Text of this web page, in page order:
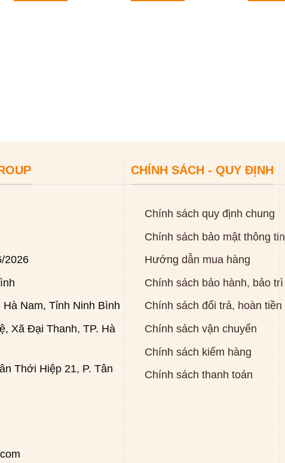
2026
Nam, Tỉnh Ninh Bình
Xã Đại Thanh, TP. Hà
Thới Hiệp 21, P. Tân
CHÍNH SÁCH - QUY ĐỊNH
Chính sách quy định chung
Chính sách bảo mật thông tin
Hướng dẫn mua hàng
Chính sách bảo hành, bảo trì
Chính sách đổi trả, hoàn tiền
Chính sách vận chuyển
Chính sách kiểm hàng
Chính sách thanh toán